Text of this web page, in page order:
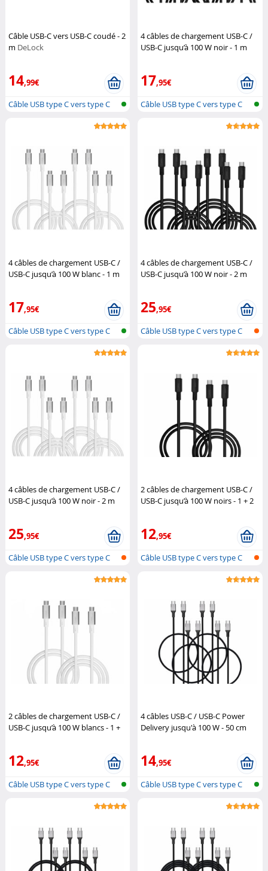
Câble USB-C vers USB-C coudé - 2
m DeLock
14,99€
Câble USB type C vers type C
4 câbles de chargement USB-C /
USB-C jusqu’à 100 W noir - 1 m
17,95€
Câble USB type C vers type C
4 câbles de chargement USB-C /
USB-C jusqu’à 100 W blanc - 1 m
17,95€
Câble USB type C vers type C
4 câbles de chargement USB-C /
USB-C jusqu’à 100 W noir - 2 m
25,95€
Câble USB type C vers type C
4 câbles de chargement USB-C /
USB-C jusqu’à 100 W noir - 2 m
25,95€
Câble USB type C vers type C
2 câbles de chargement USB-C /
USB-C jusqu’à 100 W noirs - 1 + 2
12,95€
Câble USB type C vers type C
2 câbles de chargement USB-C /
USB-C jusqu’à 100 W blancs - 1 +
12,95€
Câble USB type C vers type C
4 câbles USB-C / USB-C Power
Delivery jusqu'à 100 W - 50 cm
14,95€
Câble USB type C vers type C